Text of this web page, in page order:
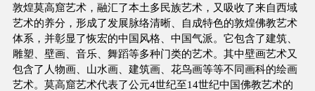
敦煌莫高窟艺术，融汇了本土多民族艺术，又吸收了来自西域
艺术的养分，形成了发展脉络清晰、自成特色的敦煌佛教艺术
体系，并彰显了恢宏的中国风格、中国气派。它包含了建筑、
雕塑、壁画、音乐、舞蹈等多种门类的艺术。其中壁画艺术又
包含了人物画、山水画、建筑画、花鸟画等等不同画科的绘画
艺术。莫高窟艺术代表了公元4世纪至14世纪中国佛教艺术的